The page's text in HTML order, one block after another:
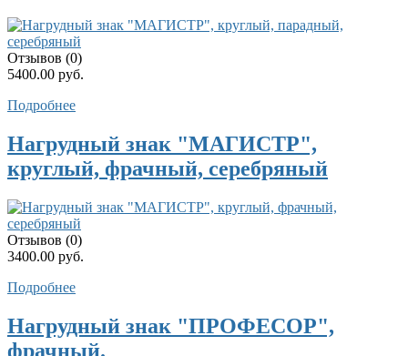
Отзывов (0)
5400.00 руб.
Подробнее
Нагрудный знак "МАГИСТР",
круглый, фрачный, серебряный
Отзывов (0)
3400.00 руб.
Подробнее
Нагрудный знак "ПРОФЕСОР",
фрачный.